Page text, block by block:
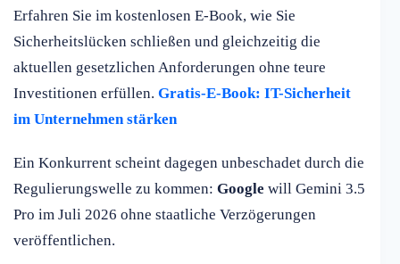
Erfahren Sie im kostenlosen E-Book, wie Sie
Sicherheitslücken schließen und gleichzeitig die
aktuellen gesetzlichen Anforderungen ohne teure
Investitionen erfüllen. Gratis-E-Book: IT-Sicherheit
im Unternehmen stärken
Ein Konkurrent scheint dagegen unbeschadet durch die
Regulierungswelle zu kommen: Google will Gemini 3.5
Pro im Juli 2026 ohne staatliche Verzögerungen
veröffentlichen.